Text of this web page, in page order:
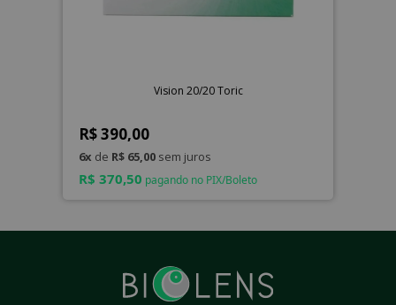
Vision 20/20 Toric
R$ 390,00
6x de R$ 65,00sem juros
R$ 370,50 pagando no PIX/Boleto